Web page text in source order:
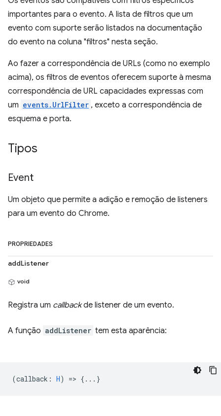
importantes para o evento. A lista de filtros que um
evento com suporte serão listados na documentação
do evento na coluna "filtros" nesta seção.
Ao fazer a correspondência de URLs (como no exemplo
acima), os filtros de eventos oferecem suporte à mesma
correspondência de URL capacidades expressas com
um events.UrlFilter , exceto a correspondência de
esquema e porta.
Tipos
Event
Um objeto que permite a adição e remoção de listeners
para um evento do Chrome.
PROPRIEDADES
addListener
void
Registra um callbackde listener de um evento.
A função addListener tem esta aparência:
(callback : H) => {...}